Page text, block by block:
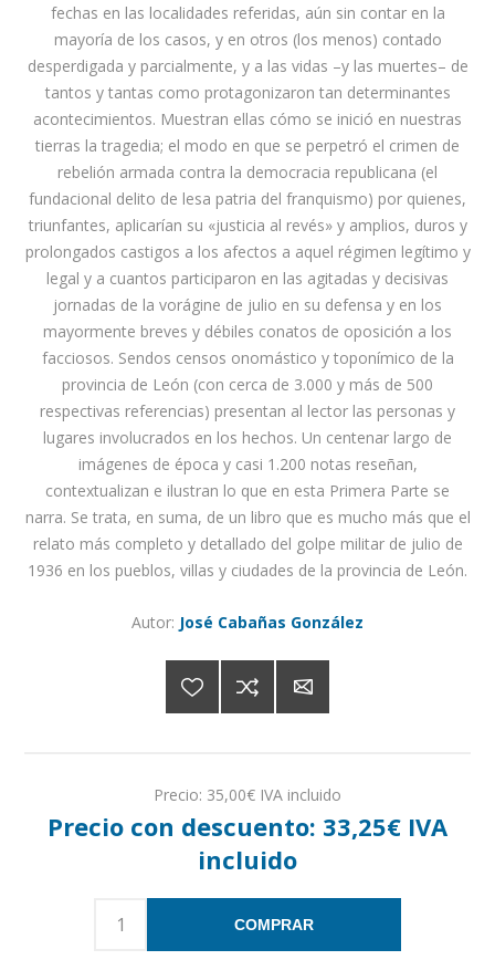
fechas en las localidades referidas, aún sin contar en la
mayoría de los casos, y en otros (los menos) contado
desperdigada y parcialmente, y a las vidas –y las muertes– de
tantos y tantas como protagonizaron tan determinantes
acontecimientos. Muestran ellas cómo se inició en nuestras
tierras la tragedia; el modo en que se perpetró el crimen de
rebelión armada contra la democracia republicana (el
fundacional delito de lesa patria del franquismo) por quienes,
triunfantes, aplicarían su «justicia al revés» y amplios, duros y
prolongados castigos a los afectos a aquel régimen legítimo y
legal y a cuantos participaron en las agitadas y decisivas
jornadas de la vorágine de julio en su defensa y en los
mayormente breves y débiles conatos de oposición a los
facciosos. Sendos censos onomástico y toponímico de la
provincia de León (con cerca de 3.000 y más de 500
respectivas referencias) presentan al lector las personas y
lugares involucrados en los hechos. Un centenar largo de
imágenes de época y casi 1.200 notas reseñan,
contextualizan e ilustran lo que en esta Primera Parte se
narra. Se trata, en suma, de un libro que es mucho más que el
relato más completo y detallado del golpe militar de julio de
1936 en los pueblos, villas y ciudades de la provincia de León.
Autor: José Cabañas González
Precio: 35,00€ IVA incluido
Precio con descuento: 33,25€ IVA
incluido
COMPRAR